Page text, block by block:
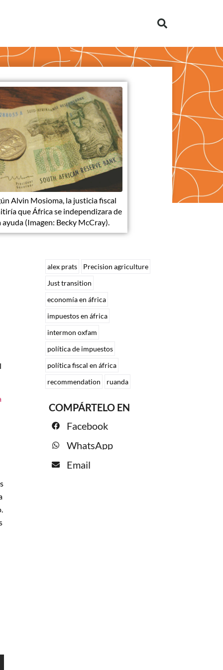
Alvin Mosioma, la justicia fiscal
que África se independizara de
ayuda (Imagen: Becky McCray).
alex prats
Precision agriculture
Just transition
economía en áfrica
impuestos en áfrica
intermon oxfam
política de impuestos
política fiscal en áfrica
recommendation
ruanda
COMPÁRTELO EN
Facebook
WhatsApp
Email